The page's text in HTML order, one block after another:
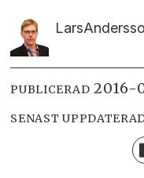
Lars
PUBLICERAD
SENAST